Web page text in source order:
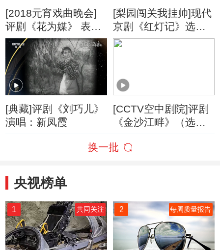
[2018元宵戏曲晚会]
评剧《花为媒》 表
演：谷文月 高闯 王丽
京 李爽
[梨园闯关我挂帅]现代
京剧《红灯记》选段
演唱：杜金京
[典藏]评剧《刘巧儿》
演唱：新凤霞
[CCTV空中剧院]评剧
《金沙江畔》（选
换一批
央视榜单
1 共同关注 2 每周质量报告